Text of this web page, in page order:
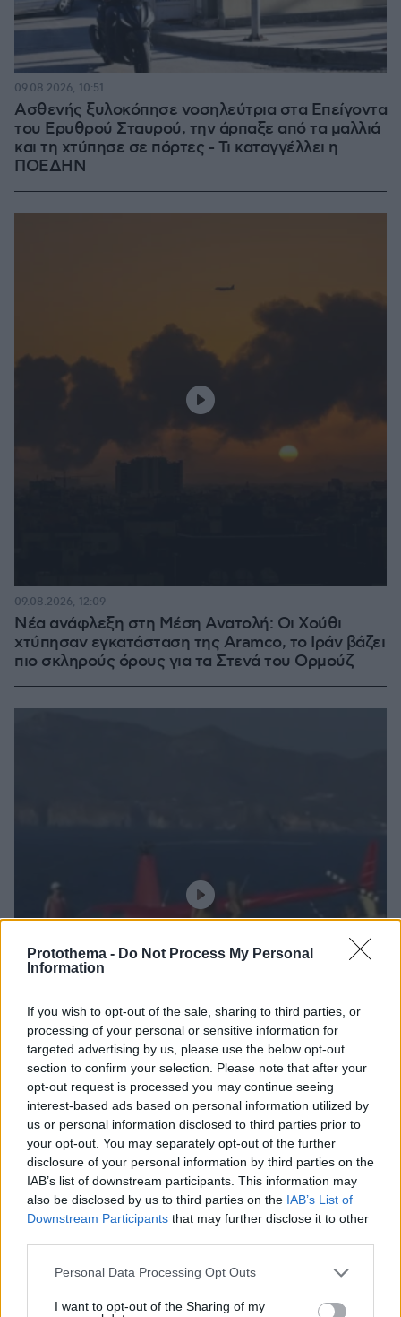
Protothema - Do Not Process My Personal
Information
If you wish to opt-out of the sale, sharing to third parties, or
processing of your personal or sensitive information for
targeted advertising by us, please use the below opt-out
section to confirm your selection. Please note that after your
opt-out request is processed you may continue seeing
interest-based ads based on personal information utilized by
us or personal information disclosed to third parties prior to
your opt-out. You may separately opt-out of the further
disclosure of your personal information by third parties on the
IAB’s list of downstream participants. This information may
also be disclosed by us to third parties on the IAB’s List of
Downstream Participants that may further disclose it to other
Please note that this website/app uses one or more Google
not limited to your visit or usage behaviour. You may click to
Personal Data Processing Opt Outs
I want to opt-out of the Sharing of my
Ασθενής ξυλοκόπησε νοσηλεύτρια στα Επείγοντα
του Ερυθρού Σταυρού, την άρπαξε από τα μαλλιά
και τη χτύπησε σε πόρτες - Τι καταγγέλλει η
ΠΟΕΔΗΝ
09.08.2026, 10:51
Νέα ανάφλεξη στη Μέση Ανατολή: Οι Χούθι
χτύπησαν εγκατάσταση της Aramco, το Ιράν βάζει
πιο σκληρούς όρους για τα Στενά του Ορμούζ
09.08.2026, 12:09
Ελικόπτερο «πάρκαρε» στο Σαρακήνικο για να
κάνουν μπάνιο οι επιβάτες του, δείτε βίντεο
09.08.2026, 11:17
Οι τελευταίες μέρες της 49χρονης
TikToker που διαγνώστηκε με
Αλτσχάιμερ και επέλεξε την ιατρικώς
υποβοηθούμενη αυτοκτονία
09.08.2026, 12:07